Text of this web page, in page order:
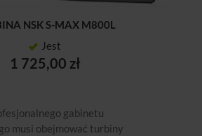
NSK S-MAX M800L
Jest
1 725,00 zł
gabinetu
musi obejmować turbiny